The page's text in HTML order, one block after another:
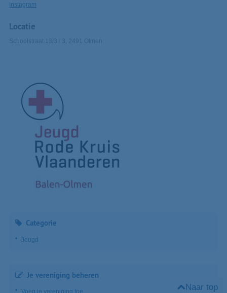
Instagram
Locatie
Schoolstraat 13/3 / 3, 2491 Olmen
Categorie
Jeugd
Je vereniging beheren
Voeg je vereniging toe Naar top